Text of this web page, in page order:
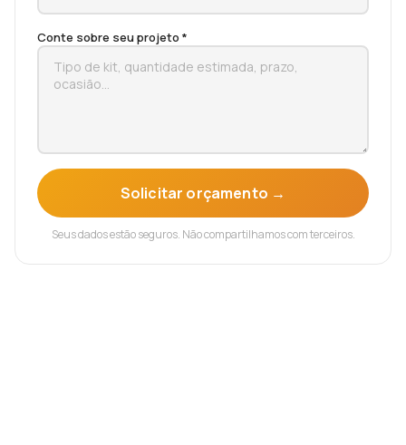
Conte sobre seu projeto *
Solicitar orçamento →
Seus dados estão seguros. Não compartilhamos com terceiros.